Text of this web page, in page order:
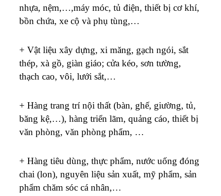
nhựa, nệm,…,máy móc, tủ điện, thiết bị cơ khí,
bồn chứa, xe cộ và phụ tùng,…
+ Vật liệu xây dựng, xi măng, gạch ngói, sắt
thép, xà gồ, giàn giáo; cửa kéo, sơn tường,
thạch cao, vôi, lưới sắt,…
+ Hàng trang trí nội thất (bàn, ghế, giường, tủ,
băng kệ,…), hàng triển lãm, quảng cáo, thiết bị
văn phòng, văn phòng phẩm, …
+ Hàng tiêu dùng, thực phẩm, nước uống đóng
chai (lon), nguyên liệu sản xuất, mỹ phẩm, sản
phẩm chăm sóc cá nhân,…